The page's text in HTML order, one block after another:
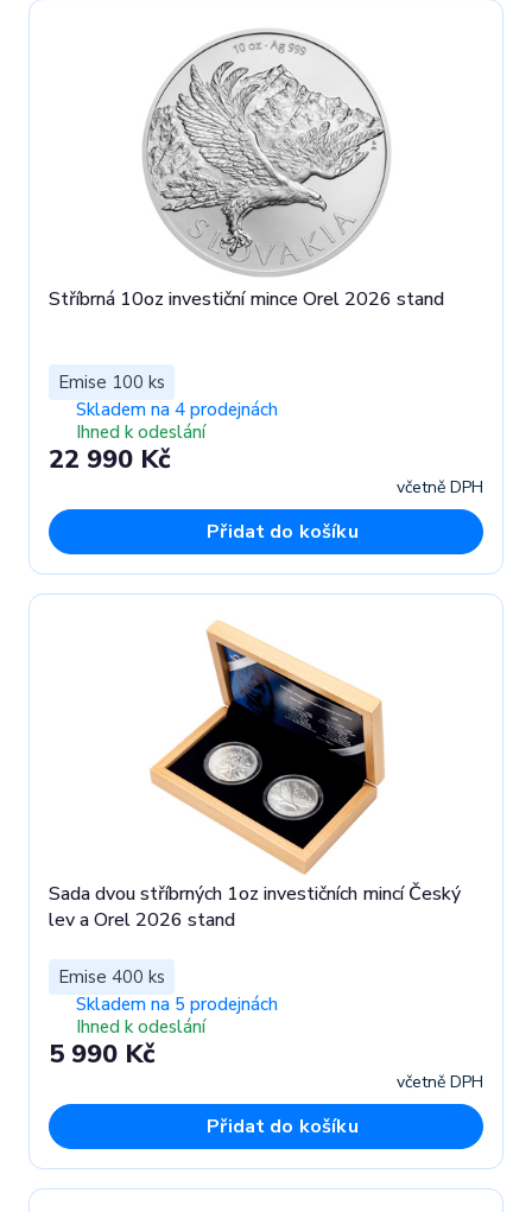
Stříbrná 10oz investiční mince Orel 2026 stand
Emise 100 ks
Skladem na 4 prodejnách
Ihned k odeslání
22 990 Kč
včetně DPH
Přidat do košíku
Sada dvou stříbrných 1oz investičních mincí Český
lev a Orel 2026 stand
Emise 400 ks
Skladem na 5 prodejnách
Ihned k odeslání
5 990 Kč
včetně DPH
Přidat do košíku